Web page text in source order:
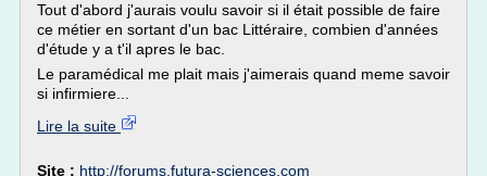
Tout d'abord j'aurais voulu savoir si il était possible de faire
ce métier en sortant d'un bac Littéraire, combien d'années
d'étude y a t'il apres le bac.
Le paramédical me plait mais j'aimerais quand meme savoir
si infirmiere...
Lire la suite
Site : http://forums.futura-sciences.com